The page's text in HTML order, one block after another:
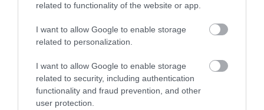
related to functionality of the website or app.
I want to allow Google to enable storage
related to personalization.
I want to allow Google to enable storage
related to security, including authentication
functionality and fraud prevention, and other
user protection.ma.hu legfrissebb hírei: